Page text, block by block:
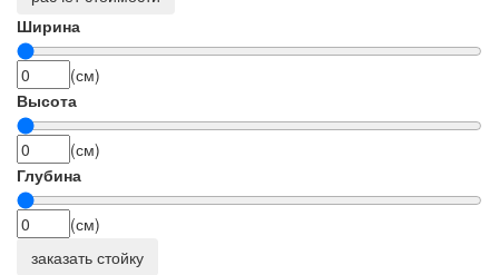
Ширина
(см)
Высота
(см)
Глубина
(см)
заказать стойку